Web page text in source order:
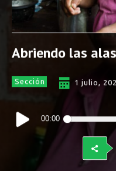
Abriendo las
Sección 1 julio,
Reproductor
de
00:00